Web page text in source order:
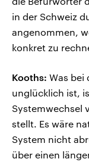
in der Schweiz
angenommen,
konkret zu
Kooths: Was bei
unglücklich ist,
Systemwechsel
stellt. Es wäre
System nicht
über einen